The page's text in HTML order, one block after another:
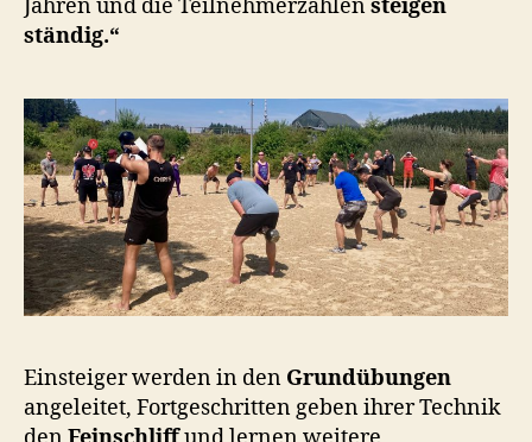
Jahren und die Teilnehmerzahlensteigen
ständig.“
Einsteiger werden in den Grundübungen
angeleitet, Fortgeschritten geben ihrer Technik